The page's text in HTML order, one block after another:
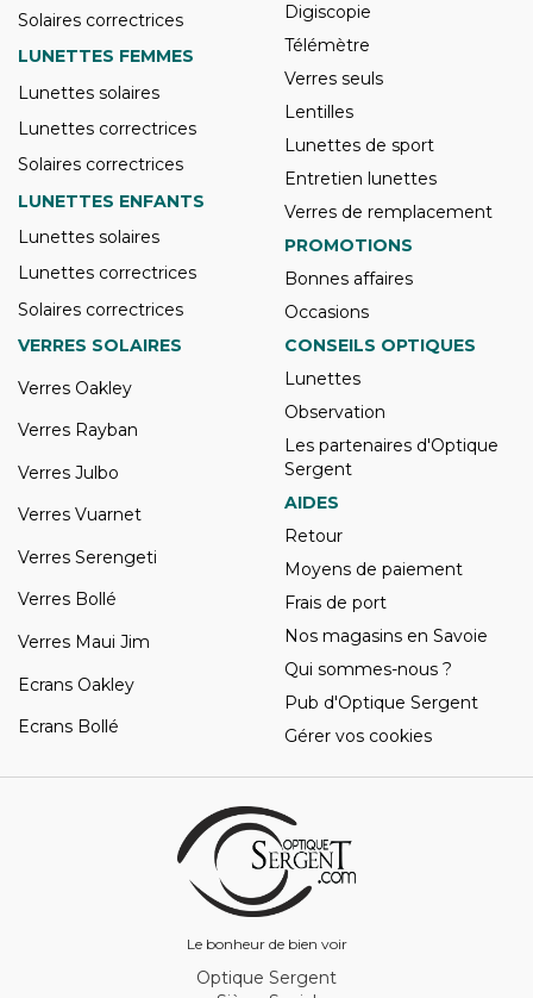
Le bonheur de bien voir
Solaires correctrices
LUNETTES FEMMES
Lunettes solaires
Lunettes correctrices
Solaires correctrices
LUNETTES ENFANTS
Lunettes solaires
Lunettes correctrices
Solaires correctrices
Digiscopie
Télémètre
Verres seuls
Lentilles
Lunettes de sport
Entretien lunettes
Verres de remplacement
PROMOTIONS
Bonnes affaires
Occasions
VERRES SOLAIRES
Verres Oakley
Verres Rayban
Verres Julbo
Verres Vuarnet
Verres Serengeti
Verres Bollé
Verres Maui Jim
Ecrans Oakley
Ecrans Bollé
CONSEILS OPTIQUES
Lunettes
Observation
Les partenaires d'Optique
Sergent
AIDES
Retour
Moyens de paiement
Frais de port
Nos magasins en Savoie
Qui sommes-nous ?
Pub d'Optique Sergent
Gérer vos cookies
Optique Sergent